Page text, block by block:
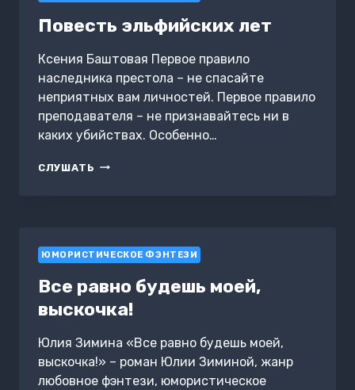
Повесть эльфийских лет
Ксения Баштовая Первое правило
наследника престола – не спасайте
неприятных вам личностей. Первое правило
преподавателя – не признавайтесь ни в
каких убийствах. Особенно…
СЛУШАТЬ ПОВЕСТЬ
ЮМОРИСТИЧЕСКОЕ ФЭНТЕЗИ
Все равно будешь моей,
выскочка!
Юлия Зимина «Все равно будешь моей,
выскочка!» – роман Юлии Зиминой, жанр
любовное фэнтези, юмористическое